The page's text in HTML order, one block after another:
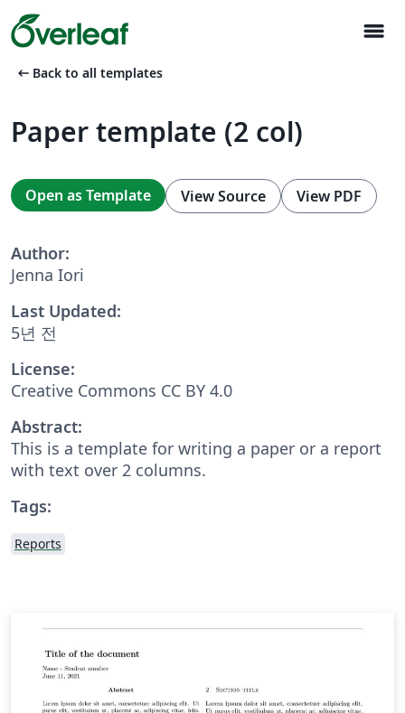
menu
arrow_left_alt Back to all templates
Paper template (2 col)
Open as Template View Source View PDF
Author:
Jenna Iori
Last Updated:
5년 전
License:
Creative Commons CC BY 4.0
Abstract:
This is a template for writing a paper or a report
with text over 2 columns.
Tags:
Reports